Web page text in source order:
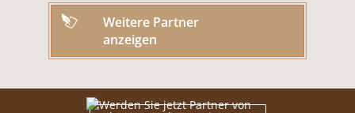
Weitere Partner
anzeigen